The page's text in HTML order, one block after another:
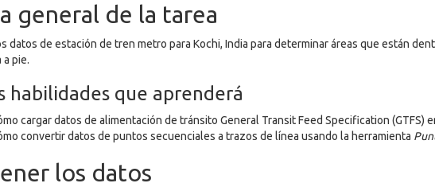
general de la tarea
datos de estación de tren metro para Kochi, India para determinar áreas que están
a pie.
habilidades que aprenderá
cargar datos de alimentación de tránsito General Transit Feed Specification (GTFS)
convertir datos de puntos secuenciales a trazos de línea usando la herramienta
los datos